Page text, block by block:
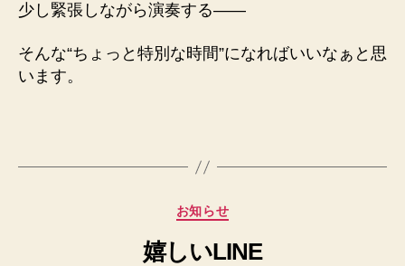
少し緊張しながら演奏する——
そんな“ちょっと特別な時間”になればいいなぁと思
います。
カ
ゴ
お知らせ
嬉しいLINE